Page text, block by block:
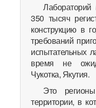
350 тысяч
конструкцию в
требований
испытательных
время не
Чукотка, Якутия.
Это
территории, в